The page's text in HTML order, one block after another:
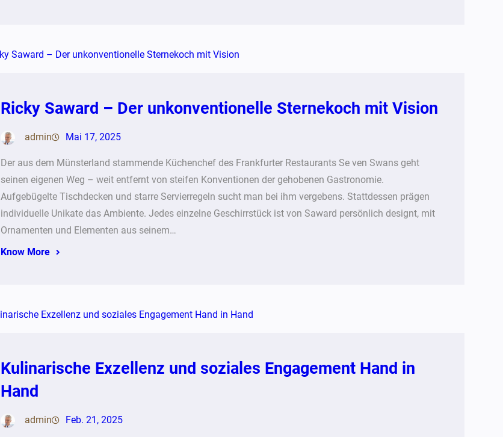
Ricky Saward – Der unkonventionelle Sternekoch mit Vision
admin Mai 17, 2025
Der aus dem Münsterland stammende Küchenchef des Frankfurter Restaurants Se ven Swans geht
seinen eigenen Weg – weit entfernt von steifen Konventionen der gehobenen Gastronomie.
Aufgebügelte Tischdecken und starre Servierregeln sucht man bei ihm vergebens. Stattdessen prägen
individuelle Unikate das Ambiente. Jedes einzelne Geschirrstück ist von Saward persönlich designt, mit
Ornamenten und Elementen aus seinem…
Know More
Kulinarische Exzellenz und soziales Engagement Hand in
Hand
admin Feb. 21, 2025